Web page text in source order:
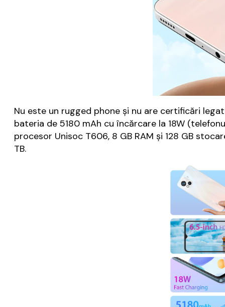
Nu este un rugged phone și nu are certificări
bateria de 5180 mAh cu încărcare la 18W
procesor Unisoc T606, 8 GB RAM și 128 GB
TB.